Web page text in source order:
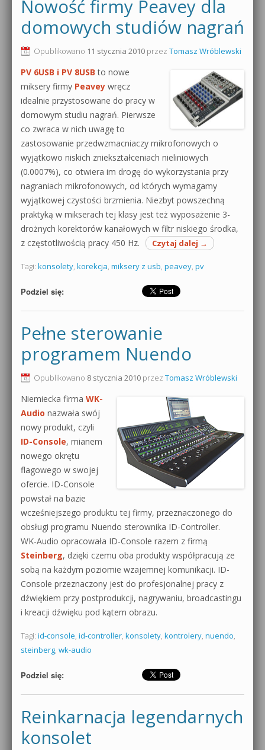
Nowość firmy Peavey dla
domowych studiów nagrań
Opublikowano 11 stycznia 2010 przez Tomasz Wróblewski
PV 6USB i PV 8USB to nowe
miksery firmy Peavey wręcz
idealnie przystosowane do pracy w
domowym studiu nagrań. Pierwsze
co zwraca w nich uwagę to
zastosowanie przedwzmacniaczy mikrofonowych o
wyjątkowo niskich zniekształceniach nieliniowych
(0.0007%), co otwiera im drogę do wykorzystania przy
nagraniach mikrofonowych, od których wymagamy
wyjątkowej czystości brzmienia. Niezbyt powszechną
praktyką w mikserach tej klasy jest też wyposażenie 3-
drożnych korektorów kanałowych w filtr niskiego środka,
z częstotliwością pracy 450 Hz.
Czytaj dalej →
Tagi: konsolety, korekcja, miksery z usb, peavey, pv
Podziel się:
Pełne sterowanie
programem Nuendo
Opublikowano 8 stycznia 2010 przez Tomasz Wróblewski
Niemiecka firma WK-
Audio nazwała swój
nowy produkt, czyli
ID-Console, mianem
nowego okrętu
flagowego w swojej
ofercie. ID-Console
powstał na bazie
wcześniejszego produktu tej firmy, przeznaczonego do
obsługi programu Nuendo sterownika ID-Controller.
WK-Audio opracowała ID-Console razem z firmą
Steinberg, dzięki czemu oba produkty współpracują ze
sobą na każdym poziomie wzajemnej komunikacji. ID-
Console przeznaczony jest do profesjonalnej pracy z
dźwiękiem przy postprodukcji, nagrywaniu, broadcastingu
i kreacji dźwięku pod kątem obrazu.
Tagi: id-console, id-controller, konsolety, kontrolery, nuendo,
steinberg, wk-audio
Podziel się:
Reinkarnacja legendarnych
konsolet